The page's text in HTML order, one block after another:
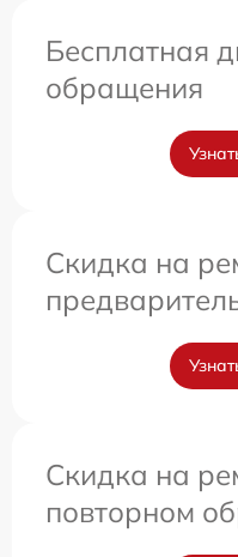
Бесплатная
обращения
Скидка на
Скидка на
повторном